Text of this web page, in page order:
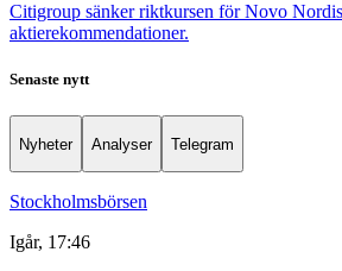
Citigroup sänker riktkursen för Novo
aktierekommendationer.
Senaste nytt
Nyheter Analyser Telegram
Stockholmsbörsen
Igår, 17:46